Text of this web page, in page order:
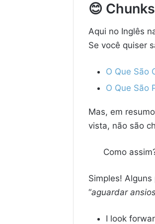
😊
Aqui no Inglês
Se você quiser
O Que São
O Que São
Mas, em
vista, não são
Como
Simples!
“aguardar
I look